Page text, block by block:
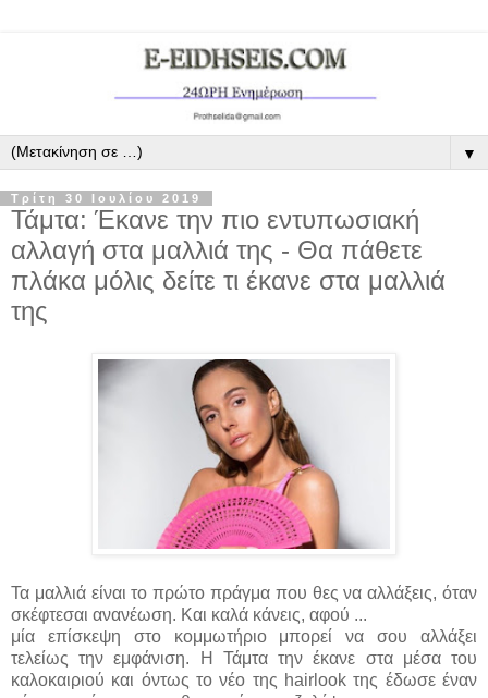
▼
Τρίτη 30 Ιουλίου 2019
Τάμτα: Έκανε την πιο εντυπωσιακή
αλλαγή στα μαλλιά της - Θα πάθετε
πλάκα μόλις δείτε τι έκανε στα μαλλιά
της
Τα μαλλιά είναι το πρώτο πράγμα που θες να αλλάξεις, όταν
σκέφτεσαι ανανέωση. Και καλά κάνεις, αφού ...
μία επίσκεψη στο κομμωτήριο μπορεί να σου αλλάξει
τελείως την εμφάνιση. Η Τάμτα την έκανε στα μέσα του
καλοκαιριού και όντως το νέο της hairlook της έδωσε έναν